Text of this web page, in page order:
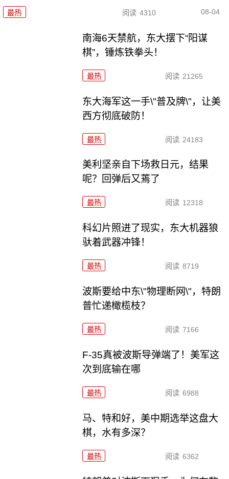
最热 阅读 4310 08-04
南海6天禁航，东大摆下“阳谋
棋”，锤炼铁拳头！
最热 阅读 21265
东大海军这一手\"普及牌\"，让美
西方彻底破防！
最热 阅读 24183
美利坚亲自下场救日元，结果
呢？回弹后又蔫了
最热 阅读 12318
科幻片照进了现实，东大机器狼
驮着武器冲锋！
最热 阅读 8719
波斯要给中东\"物理断网\"，特朗
普忙递橄榄枝？
最热 阅读 7166
F-35真被波斯导弹端了！美军这
次到底输在哪
最热 阅读 6988
马、特和好，美中期选举这盘大
棋，水有多深？
最热 阅读 6362